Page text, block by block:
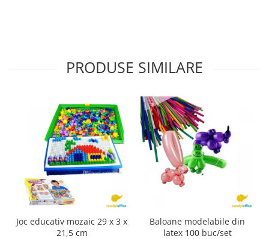
PRODUSE SIMILARE
Joc educativ mozaic 29 x 3 x
21,5 cm
Baloane modelabile din
latex 100 buc/set